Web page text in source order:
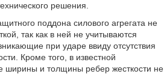
решения.
поддона силового агрегата не
так как в ней не учитываются
при ударе ввиду отсутствия
Кроме того, в известной
ширины и толщины ребер жесткости не